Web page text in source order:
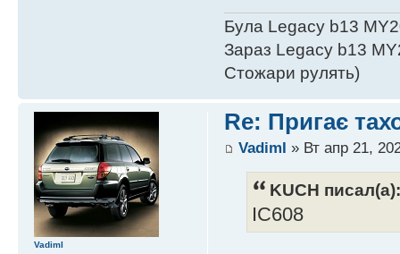
Була Legacy b13
Зараз Legacy b13
Стожари рулять)
Re: Пригає
VadimI » Вт апр 21,
KUCH писал(а):
IC608
VadimI